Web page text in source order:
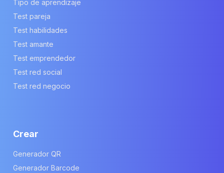
Tipo de aprendizaje
Test pareja
Test habilidades
Test amante
Test emprendedor
Test red social
Test red negocio
Crear
Generador QR
Generador Barcode